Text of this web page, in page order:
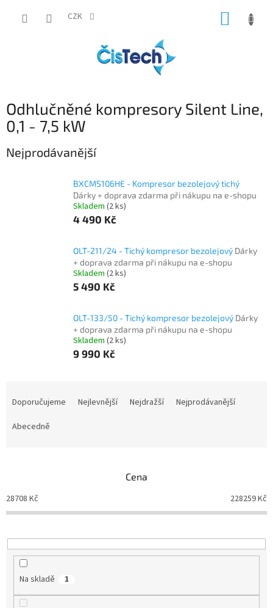
CZK
Odhlučněné kompresory Silent Line,
0,1 - 7,5 kW
Nejprodávanější
BXCMS106HE - Kompresor bezolejový tichý
Dárky + doprava zdarma při nákupu na e-shopu
Skladem (2 ks)
4 490 Kč
OLT-211/24 - Tichý kompresor bezolejový Dárky
+ doprava zdarma při nákupu na e-shopu
Skladem (2 ks)
5 490 Kč
OLT-133/50 - Tichý kompresor bezolejový Dárky
+ doprava zdarma při nákupu na e-shopu
Skladem (2 ks)
9 990 Kč
o
d
k
t
Doporučujeme Nejlevnější Nejdražší
Nejprodávanější
Abecedně
Cena
28708 Kč 228259Kč
Na skladě 1